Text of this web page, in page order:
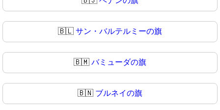
🇧🇱 サン・バルテルミーの旗
🇧🇲 バミューダの旗
🇧🇳 ブルネイの旗